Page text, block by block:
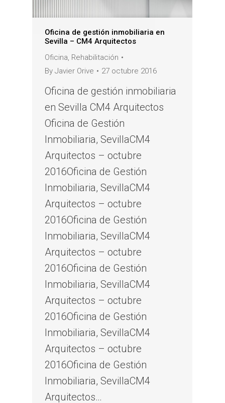
Oficina de gestión inmobiliaria en
Sevilla – CM4 Arquitectos
Oficina, Rehabilitación
By Javier Orive 27 octubre 2016
Oficina de gestión inmobiliaria
en Sevilla CM4 Arquitectos
Oficina de Gestión
Inmobiliaria, SevillaCM4
Arquitectos – octubre
2016Oficina de Gestión
Inmobiliaria, SevillaCM4
Arquitectos – octubre
2016Oficina de Gestión
Inmobiliaria, SevillaCM4
Arquitectos – octubre
2016Oficina de Gestión
Inmobiliaria, SevillaCM4
Arquitectos – octubre
2016Oficina de Gestión
Inmobiliaria, SevillaCM4
Arquitectos – octubre
2016Oficina de Gestión
Inmobiliaria, SevillaCM4
Arquitectos…